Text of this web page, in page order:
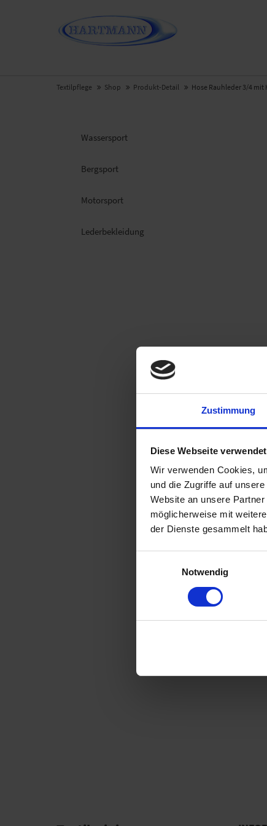
Zustimmung
Diese Webseite
Wir verwenden Cookies,
und die Zugriffe auf
Website an unsere
möglicherweise mit
der Dienste gesammelt
Notwendig
Textilpflege Shop Produkt-Detail Hose Rauhleder 3/4 mit
Wassersport
Bergsport
Motorsport
Leder­bekleidung